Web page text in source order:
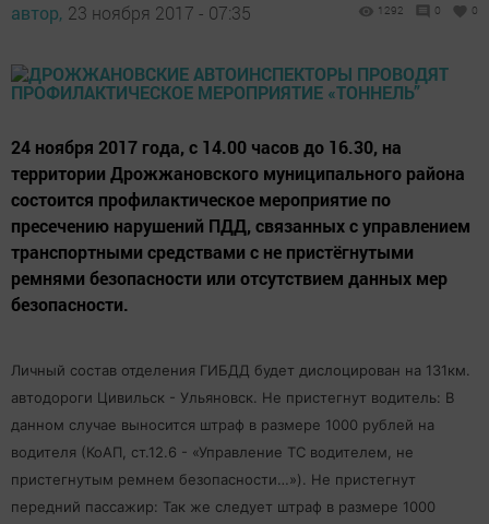
автор, 23 ноября 2017 - 07:35 1292 0 0
24 ноября 2017 года, с 14.00 часов до 16.30, на
территории Дрожжановского муниципального района
состоится профилактическое мероприятие по
пресечению нарушений ПДД, связанных с управлением
транспортными средствами с не пристёгнутыми
ремнями безопасности или отсутствием данных мер
безопасности.
Личный состав отделения ГИБДД будет дислоцирован на 131км.
автодороги Цивильск - Ульяновск. Не пристегнут водитель: В
данном случае выносится штраф в размере 1000 рублей на
водителя (КоАП, ст.12.6 - «Управление ТС водителем, не
пристегнутым ремнем безопасности…»). Не пристегнут
передний пассажир: Так же следует штраф в размере 1000